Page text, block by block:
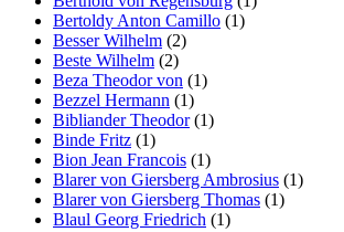
Bertoldy Anton Camillo (1)
Besser Wilhelm (2)
Beste Wilhelm (2)
Beza Theodor von (1)
Bezzel Hermann (1)
Bibliander Theodor(1)
Binde Fritz (1)
Bion Jean Francois (1)
Blarer von Giersberg Ambrosius (1)
Blarer von Giersberg Thomas (1)
Blaul Georg Friedrich (1)